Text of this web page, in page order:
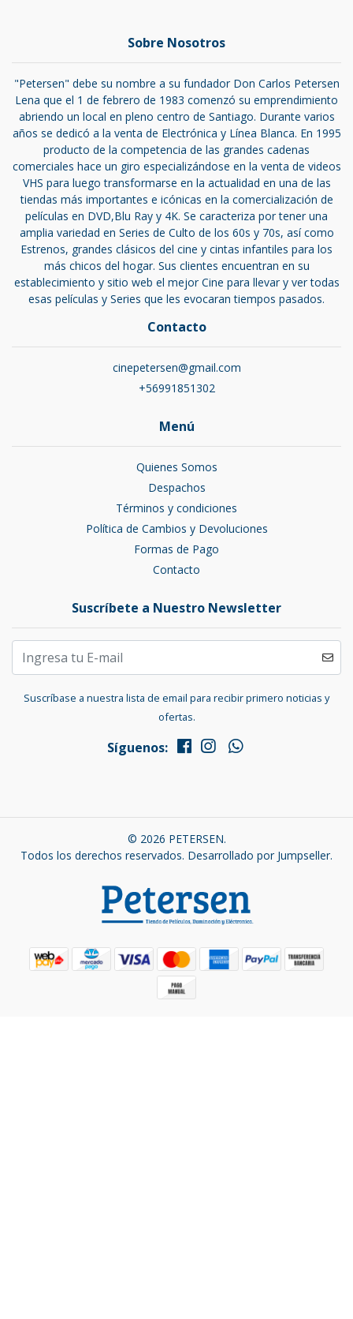
Sobre Nosotros
"Petersen" debe su nombre a su fundador Don Carlos Petersen
Lena que el 1 de febrero de 1983 comenzó su emprendimiento
abriendo un local en pleno centro de Santiago. Durante varios
años se dedicó a la venta de Electrónica y Línea Blanca. En 1995
producto de la competencia de las grandes cadenas
comerciales hace un giro especializándose en la venta de videos
VHS para luego transformarse en la actualidad en una de las
tiendas más importantes e icónicas en la comercialización de
películas en DVD,Blu Ray y 4K. Se caracteriza por tener una
amplia variedad en Series de Culto de los 60s y 70s, así como
Estrenos, grandes clásicos del cine y cintas infantiles para los
más chicos del hogar. Sus clientes encuentran en su
establecimiento y sitio web el mejor Cine para llevar y ver todas
esas películas y Series que les evocaran tiempos pasados.
Contacto
cinepetersen@gmail.com
+56991851302
Menú
Quienes Somos
Despachos
Términos y condiciones
Política de Cambios y Devoluciones
Formas de Pago
Contacto
Suscríbete a Nuestro Newsletter
Suscríbase a nuestra lista de email para recibir primero noticias y
ofertas.
Síguenos:
© 2026 PETERSEN.
Todos los derechos reservados. Desarrollado por Jumpseller.